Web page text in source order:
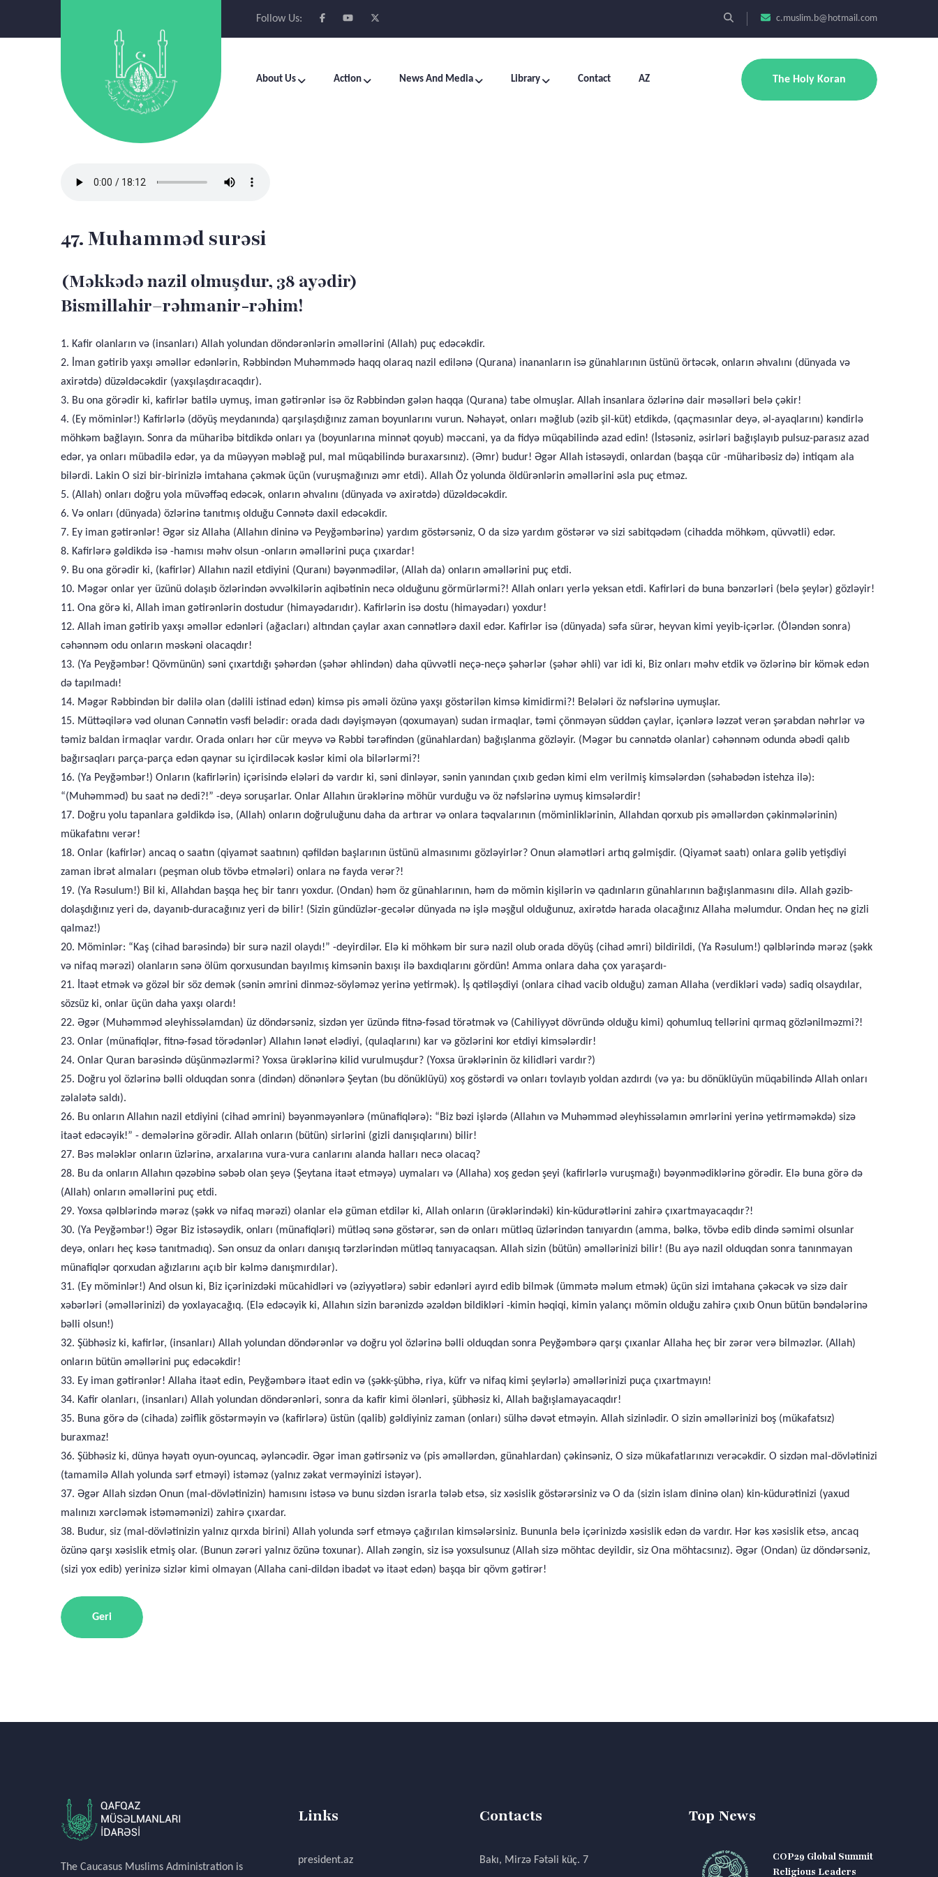
Follow Us: c.muslim.b@hotmail.com
About Us Action News And Media Library Contact AZ The Holy Koran
47. Muhamməd surəsi
(Məkkədə nazil olmuşdur, 38 ayədir)
Bismillahir–rəhmanir-rəhim!
1. Kafir olanların və (insanları) Allah yolundan döndərənlərin əməllərini (Allah) puç edəcəkdir.
2. İman gətirib yaxşı əməllər edənlərin, Rəbbindən Muhəmmədə haqq olaraq nazil edilənə (Qurana) inananların isə günahlarının üstünü örtəcək, onların əhvalını (dünyada və
axirətdə) düzəldəcəkdir (yaxşılaşdıracaqdır).
3. Bu ona görədir ki, kafirlər batilə uymuş, iman gətirənlər isə öz Rəbbindən gələn haqqa (Qurana) tabe olmuşlar. Allah insanlara özlərinə dair məsəlləri belə çəkir!
4. (Ey möminlər!) Kafirlərlə (döyüş meydanında) qarşılaşdığınız zaman boyunlarını vurun. Nəhayət, onları məğlub (əzib şil-küt) etdikdə, (qaçmasınlar deyə, əl-ayaqlarını) kəndirlə
möhkəm bağlayın. Sonra da müharibə bitdikdə onları ya (boyunlarına minnət qoyub) məccani, ya da fidyə müqabilində azad edin! (İstəsəniz, əsirləri bağışlayıb pulsuz-parasız azad
edər, ya onları mübadilə edər, ya da müəyyən məbləğ pul, mal müqabilində buraxarsınız). (Əmr) budur! Əgər Allah istəsəydi, onlardan (başqa cür -müharibəsiz də) intiqam ala
bilərdi. Lakin O sizi bir-birinizlə imtahana çəkmək üçün (vuruşmağınızı əmr etdi). Allah Öz yolunda öldürənlərin əməllərini əsla puç etməz.
5. (Allah) onları doğru yola müvəffəq edəcək, onların əhvalını (dünyada və axirətdə) düzəldəcəkdir.
6. Və onları (dünyada) özlərinə tanıtmış olduğu Cənnətə daxil edəcəkdir.
7. Ey iman gətirənlər! Əgər siz Allaha (Allahın dininə və Peyğəmbərinə) yardım göstərsəniz, O da sizə yardım göstərər və sizi sabitqədəm (cihadda möhkəm, qüvvətli) edər.
8. Kafirlərə gəldikdə isə -hamısı məhv olsun -onların əməllərini puça çıxardar!
9. Bu ona görədir ki, (kafirlər) Allahın nazil etdiyini (Quranı) bəyənmədilər, (Allah da) onların əməllərini puç etdi.
10. Məgər onlar yer üzünü dolaşıb özlərindən əvvəlkilərin aqibətinin necə olduğunu görmürlərmi?! Allah onları yerlə yeksan etdi. Kafirləri də buna bənzərləri (belə şeylər) gözləyir!
11. Ona görə ki, Allah iman gətirənlərin dostudur (himayədarıdır). Kafirlərin isə dostu (himayədarı) yoxdur!
12. Allah iman gətirib yaxşı əməllər edənləri (ağacları) altından çaylar axan cənnətlərə daxil edər. Kafirlər isə (dünyada) səfa sürər, heyvan kimi yeyib-içərlər. (Öləndən sonra)
cəhənnəm odu onların məskəni olacaqdır!
13. (Ya Peyğəmbər! Qövmünün) səni çıxartdığı şəhərdən (şəhər əhlindən) daha qüvvətli neçə-neçə şəhərlər (şəhər əhli) var idi ki, Biz onları məhv etdik və özlərinə bir kömək edən
də tapılmadı!
14. Məgər Rəbbindən bir dəlilə olan (dəlili istinad edən) kimsə pis əməli özünə yaxşı göstərilən kimsə kimidirmi?! Belələri öz nəfslərinə uymuşlar.
15. Müttəqilərə vəd olunan Cənnətin vəsfi belədir: orada dadı dəyişməyən (qoxumayan) sudan irmaqlar, təmi çönməyən süddən çaylar, içənlərə ləzzət verən şərabdan nəhrlər və
təmiz baldan irmaqlar vardır. Orada onları hər cür meyvə və Rəbbi tərəfindən (günahlardan) bağışlanma gözləyir. (Məgər bu cənnətdə olanlar) cəhənnəm odunda əbədi qalıb
bağırsaqları parça-parça edən qaynar su içirdiləcək kəslər kimi ola bilərlərmi?!
16. (Ya Peyğəmbər!) Onların (kafirlərin) içərisində elələri də vardır ki, səni dinləyər, sənin yanından çıxıb gedən kimi elm verilmiş kimsələrdən (səhabədən istehza ilə):
“(Muhəmməd) bu saat nə dedi?!” -deyə soruşarlar. Onlar Allahın ürəklərinə möhür vurduğu və öz nəfslərinə uymuş kimsələrdir!
17. Doğru yolu tapanlara gəldikdə isə, (Allah) onların doğruluğunu daha da artırar və onlara təqvalarının (möminliklərinin, Allahdan qorxub pis əməllərdən çəkinmələrinin)
mükafatını verər!
18. Onlar (kafirlər) ancaq o saatın (qiyamət saatının) qəfildən başlarının üstünü almasınımı gözləyirlər? Onun əlamətləri artıq gəlmişdir. (Qiyamət saatı) onlara gəlib yetişdiyi
zaman ibrət almaları (peşman olub tövbə etmələri) onlara nə fayda verər?!
19. (Ya Rəsulum!) Bil ki, Allahdan başqa heç bir tanrı yoxdur. (Ondan) həm öz günahlarının, həm də mömin kişilərin və qadınların günahlarının bağışlanmasını dilə. Allah gəzib-
dolaşdığınız yeri də, dayanıb-duracağınız yeri də bilir! (Sizin gündüzlər-gecələr dünyada nə işlə məşğul olduğunuz, axirətdə harada olacağınız Allaha məlumdur. Ondan heç nə gizli
qalmaz!)
20. Möminlər: “Kaş (cihad barəsində) bir surə nazil olaydı!” -deyirdilər. Elə ki möhkəm bir surə nazil olub orada döyüş (cihad əmri) bildirildi, (Ya Rəsulum!) qəlblərində mərəz (şəkk
və nifaq mərəzi) olanların sənə ölüm qorxusundan bayılmış kimsənin baxışı ilə baxdıqlarını gördün! Amma onlara daha çox yaraşardı-
21. İtaət etmək və gözəl bir söz demək (sənin əmrini dinməz-söyləməz yerinə yetirmək). İş qətiləşdiyi (onlara cihad vacib olduğu) zaman Allaha (verdikləri vədə) sadiq olsaydılar,
sözsüz ki, onlar üçün daha yaxşı olardı!
22. Əgər (Muhəmməd əleyhissəlamdan) üz döndərsəniz, sizdən yer üzündə fitnə-fəsad törətmək və (Cahiliyyət dövründə olduğu kimi) qohumluq tellərini qırmaq gözlənilməzmi?!
23. Onlar (münafiqlər, fitnə-fəsad törədənlər) Allahın lənət elədiyi, (qulaqlarını) kar və gözlərini kor etdiyi kimsələrdir!
24. Onlar Quran barəsində düşünməzlərmi? Yoxsa ürəklərinə kilid vurulmuşdur? (Yoxsa ürəklərinin öz kilidləri vardır?)
25. Doğru yol özlərinə bəlli olduqdan sonra (dindən) dönənlərə Şeytan (bu dönüklüyü) xoş göstərdi və onları tovlayıb yoldan azdırdı (və ya: bu dönüklüyün müqabilində Allah onları
zəlalətə saldı).
26. Bu onların Allahın nazil etdiyini (cihad əmrini) bəyənməyənlərə (münafiqlərə): “Biz bəzi işlərdə (Allahın və Muhəmməd əleyhissəlamın əmrlərini yerinə yetirməməkdə) sizə
itaət edəcəyik!” - demələrinə görədir. Allah onların (bütün) sirlərini (gizli danışıqlarını) bilir!
27. Bəs mələklər onların üzlərinə, arxalarına vura-vura canlarını alanda halları necə olacaq?
28. Bu da onların Allahın qəzəbinə səbəb olan şeyə (Şeytana itaət etməyə) uymaları və (Allaha) xoş gedən şeyi (kafirlərlə vuruşmağı) bəyənmədiklərinə görədir. Elə buna görə də
(Allah) onların əməllərini puç etdi.
29. Yoxsa qəlblərində mərəz (şəkk və nifaq mərəzi) olanlar elə güman etdilər ki, Allah onların (ürəklərindəki) kin-küdurətlərini zahirə çıxartmayacaqdır?!
30. (Ya Peyğəmbər!) Əgər Biz istəsəydik, onları (münafiqləri) mütləq sənə göstərər, sən də onları mütləq üzlərindən tanıyardın (amma, bəlkə, tövbə edib dində səmimi olsunlar
deyə, onları heç kəsə tanıtmadıq). Sən onsuz da onları danışıq tərzlərindən mütləq tanıyacaqsan. Allah sizin (bütün) əməllərinizi bilir! (Bu ayə nazil olduqdan sonra tanınmayan
münafiqlər qorxudan ağızlarını açıb bir kəlmə danışmırdılar).
31. (Ey möminlər!) And olsun ki, Biz içərinizdəki mücahidləri və (əziyyətlərə) səbir edənləri ayırd edib bilmək (ümmətə məlum etmək) üçün sizi imtahana çəkəcək və sizə dair
xəbərləri (əməllərinizi) də yoxlayacağıq. (Elə edəcəyik ki, Allahın sizin barənizdə əzəldən bildikləri -kimin həqiqi, kimin yalançı mömin olduğu zahirə çıxıb Onun bütün bəndələrinə
bəlli olsun!)
32. Şübhəsiz ki, kafirlər, (insanları) Allah yolundan döndərənlər və doğru yol özlərinə bəlli olduqdan sonra Peyğəmbərə qarşı çıxanlar Allaha heç bir zərər verə bilməzlər. (Allah)
onların bütün əməllərini puç edəcəkdir!
33. Ey iman gətirənlər! Allaha itaət edin, Peyğəmbərə itaət edin və (şəkk-şübhə, riya, küfr və nifaq kimi şeylərlə) əməllərinizi puça çıxartmayın!
34. Kafir olanları, (insanları) Allah yolundan döndərənləri, sonra da kafir kimi ölənləri, şübhəsiz ki, Allah bağışlamayacaqdır!
35. Buna görə də (cihada) zəiflik göstərməyin və (kafirlərə) üstün (qalib) gəldiyiniz zaman (onları) sülhə dəvət etməyin. Allah sizinlədir. O sizin əməllərinizi boş (mükafatsız)
buraxmaz!
36. Şübhəsiz ki, dünya həyatı oyun-oyuncaq, əyləncədir. Əgər iman gətirsəniz və (pis əməllərdən, günahlardan) çəkinsəniz, O sizə mükafatlarınızı verəcəkdir. O sizdən mal-dövlətinizi
(tamamilə Allah yolunda sərf etməyi) istəməz (yalnız zəkat verməyinizi istəyər).
37. Əgər Allah sizdən Onun (mal-dövlətinizin) hamısını istəsə və bunu sizdən israrla tələb etsə, siz xəsislik göstərərsiniz və O da (sizin islam dininə olan) kin-küdurətinizi (yaxud
malınızı xərcləmək istəməmənizi) zahirə çıxardar.
38. Budur, siz (mal-dövlətinizin yalnız qırxda birini) Allah yolunda sərf etməyə çağırılan kimsələrsiniz. Bununla belə içərinizdə xəsislik edən də vardır. Hər kəs xəsislik etsə, ancaq
özünə qarşı xəsislik etmiş olar. (Bunun zərəri yalnız özünə toxunar). Allah zəngin, siz isə yoxsulsunuz (Allah sizə möhtac deyildir, siz Ona möhtacsınız). Əgər (Ondan) üz döndərsəniz,
(sizi yox edib) yerinizə sizlər kimi olmayan (Allaha cani-dildən ibadət və itaət edən) başqa bir qövm gətirər!
Geri
The Caucasus Muslims Administration is
Links
president.az
Contacts
Bakı, Mirzə Fətəli küç. 7
Top News
COP29 Global Summit
Religious Leaders